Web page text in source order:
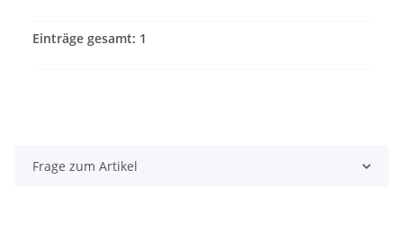
Einträge gesamt: 1
Frage zum Artikel